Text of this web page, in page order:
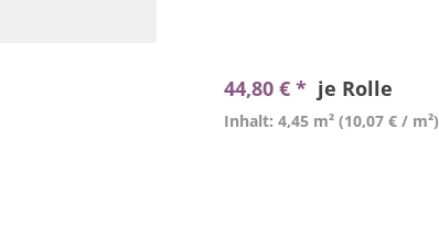
44,80 € * je Rolle
Inhalt: 4,45 m² (10,07 € / m²)